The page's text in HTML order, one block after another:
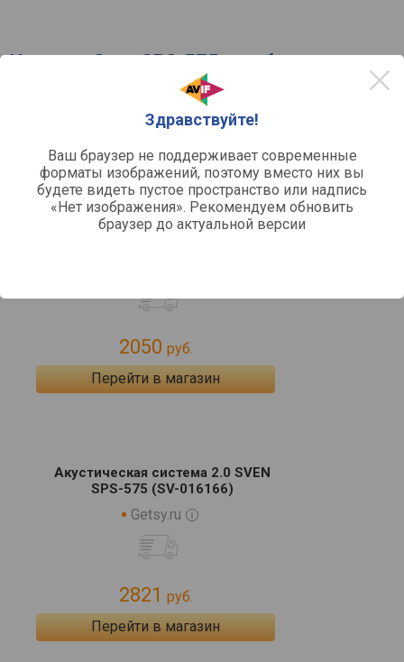
Здравствуйте!
Ваш браузер не поддерживает современные
форматы изображений, поэтому вместо них вы
будете видеть пустое пространство или надпись
«Нет изображения». Рекомендуем обновить
браузер до актуальной версии
Цены на Sven SPS-575 - выбрать
по цене
Акустика 2.0 SVEN SPS-575, 6 Вт,
2050 руб.
Перейти в магазин
Акустическая система 2.0 SVEN
SPS-575 (SV-016166)
Getsy.ru
2821 руб.
Перейти в магазин